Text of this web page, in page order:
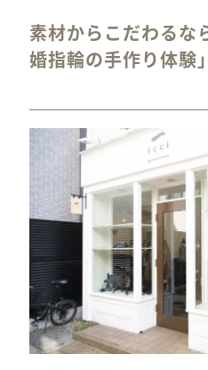
素材からこだわる
婚指輪の手作り体験」